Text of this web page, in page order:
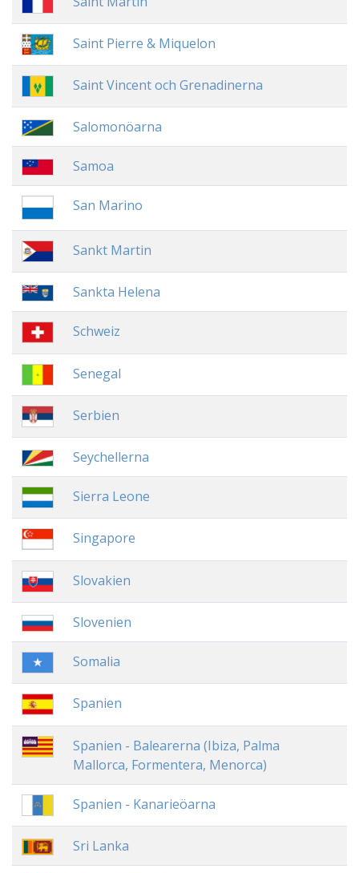
Saint Pierre & Miquelon
Saint Vincent och Grenadinerna
Salomonöarna
Samoa
San Marino
Sankt Martin
Sankta Helena
Schweiz
Senegal
Serbien
Seychellerna
Sierra Leone
Singapore
Slovakien
Slovenien
Somalia
Spanien
Spanien - Balearerna (Ibiza, Palma
Mallorca, Formentera, Menorca)
Spanien - Kanarieöarna
Sri Lanka